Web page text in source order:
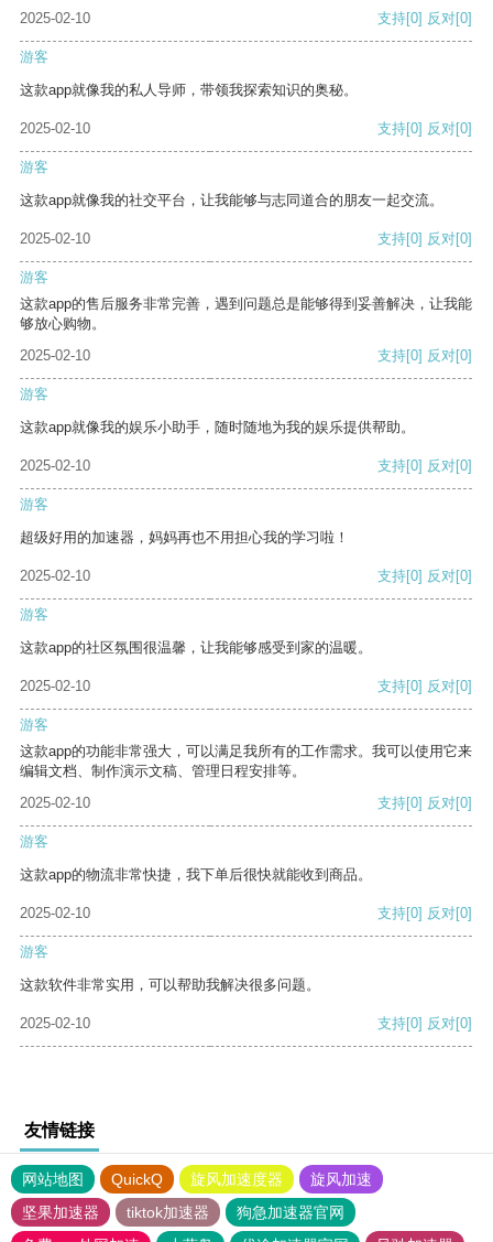
2025-02-10 支持[0] 反对[0]
游客
这款app就像我的私人导师，带领我探索知识的奥秘。
2025-02-10 支持[0] 反对[0]
游客
这款app就像我的社交平台，让我能够与志同道合的朋友一起交流。
2025-02-10 支持[0] 反对[0]
游客
这款app的售后服务非常完善，遇到问题总是能够得到妥善解决，让我能
够放心购物。
2025-02-10
支持[0] 反对[0]
游客
这款app就像我的娱乐小助手，随时随地为我的娱乐提供帮助。
2025-02-10 支持[0] 反对[0]
游客
超级好用的加速器，妈妈再也不用担心我的学习啦！
2025-02-10 支持[0] 反对[0]
游客
这款app的社区氛围很温馨，让我能够感受到家的温暖。
2025-02-10 支持[0] 反对[0]
游客
这款app的功能非常强大，可以满足我所有的工作需求。我可以使用它来
编辑文档、制作演示文稿、管理日程安排等。
2025-02-10
支持[0] 反对[0]
游客
这款app的物流非常快捷，我下单后很快就能收到商品。
2025-02-10 支持[0] 反对[0]
游客
这款软件非常实用，可以帮助我解决很多问题。
2025-02-10 支持[0] 反对[0]
友情链接
网站地图 QuickQ 旋风加速度器
旋风加速
坚果加速器
tiktok加速器
狗急加速器官网